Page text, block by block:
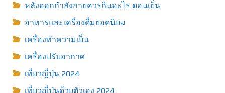
หลังออกกําลังกายควรกินอะไร ตอนเย็น
อาหารและเครื่องดื่มยอดนิยม
เครื่องทำความเย็น
เครื่องปรับอากาศ
เที่ยวญี่ปุ่น 2024
เที่ยวญี่ปุ่นด้วยตัวเอง 2024